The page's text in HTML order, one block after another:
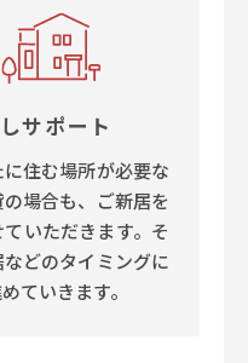
サポート
住む場所が必要な
場合も、ご新居を
いただきます。そ
どのタイミングに
ていきます。